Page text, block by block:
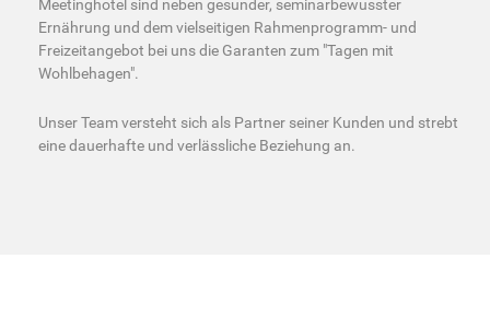
Meetinghotel sind neben gesunder, seminarbewusster
Ernährung und dem vielseitigen Rahmenprogramm- und
Freizeitangebot bei uns die Garanten zum "Tagen mit
Wohlbehagen".
Unser Team versteht sich als Partner seiner Kunden und strebt
eine dauerhafte und verlässliche Beziehung an.